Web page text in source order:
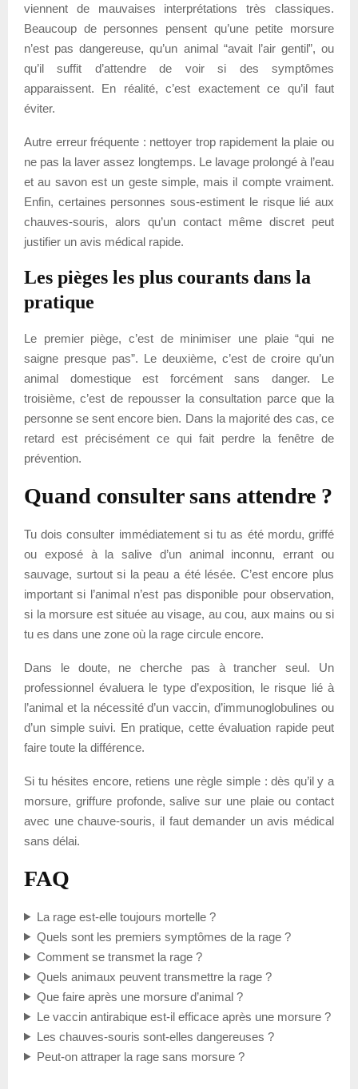
viennent de mauvaises interprétations très classiques.
Beaucoup de personnes pensent qu’une petite morsure
n’est pas dangereuse, qu’un animal “avait l’air gentil”, ou
qu’il suffit d’attendre de voir si des symptômes
apparaissent. En réalité, c’est exactement ce qu’il faut
éviter.
Autre erreur fréquente : nettoyer trop rapidement la plaie ou
ne pas la laver assez longtemps. Le lavage prolongé à l’eau
et au savon est un geste simple, mais il compte vraiment.
Enfin, certaines personnes sous-estiment le risque lié aux
chauves-souris, alors qu’un contact même discret peut
justifier un avis médical rapide.
Les pièges les plus courants dans la
pratique
Le premier piège, c’est de minimiser une plaie “qui ne
saigne presque pas”. Le deuxième, c’est de croire qu’un
animal domestique est forcément sans danger. Le
troisième, c’est de repousser la consultation parce que la
personne se sent encore bien. Dans la majorité des cas, ce
retard est précisément ce qui fait perdre la fenêtre de
prévention.
Quand consulter sans attendre ?
Tu dois consulter immédiatement si tu as été mordu, griffé
ou exposé à la salive d’un animal inconnu, errant ou
sauvage, surtout si la peau a été lésée. C’est encore plus
important si l’animal n’est pas disponible pour observation,
si la morsure est située au visage, au cou, aux mains ou si
tu es dans une zone où la rage circule encore.
Dans le doute, ne cherche pas à trancher seul. Un
professionnel évaluera le type d’exposition, le risque lié à
l’animal et la nécessité d’un vaccin, d’immunoglobulines ou
d’un simple suivi. En pratique, cette évaluation rapide peut
faire toute la différence.
Si tu hésites encore, retiens une règle simple : dès qu’il y a
morsure, griffure profonde, salive sur une plaie ou contact
avec une chauve-souris, il faut demander un avis médical
sans délai.
FAQ
La rage est-elle toujours mortelle ?
Quels sont les premiers symptômes de la rage ?
Comment se transmet la rage ?
Quels animaux peuvent transmettre la rage ?
Que faire après une morsure d’animal ?
Le vaccin antirabique est-il efficace après une morsure ?
Les chauves-souris sont-elles dangereuses ?
Peut-on attraper la rage sans morsure ?